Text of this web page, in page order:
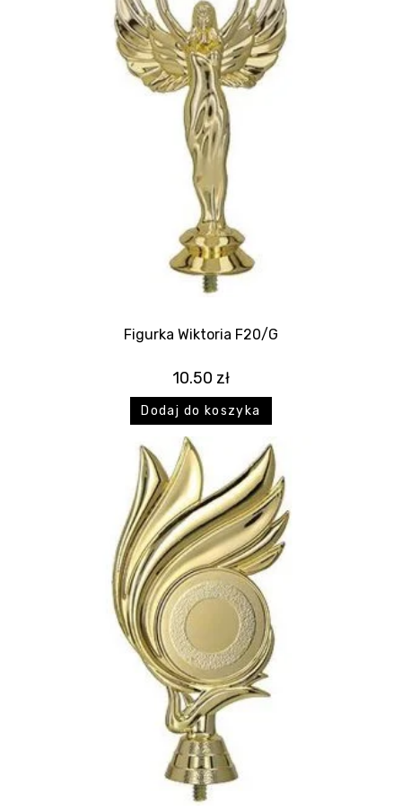
Figurka Wiktoria F20/G
10.50 zł
Dodaj do koszyka